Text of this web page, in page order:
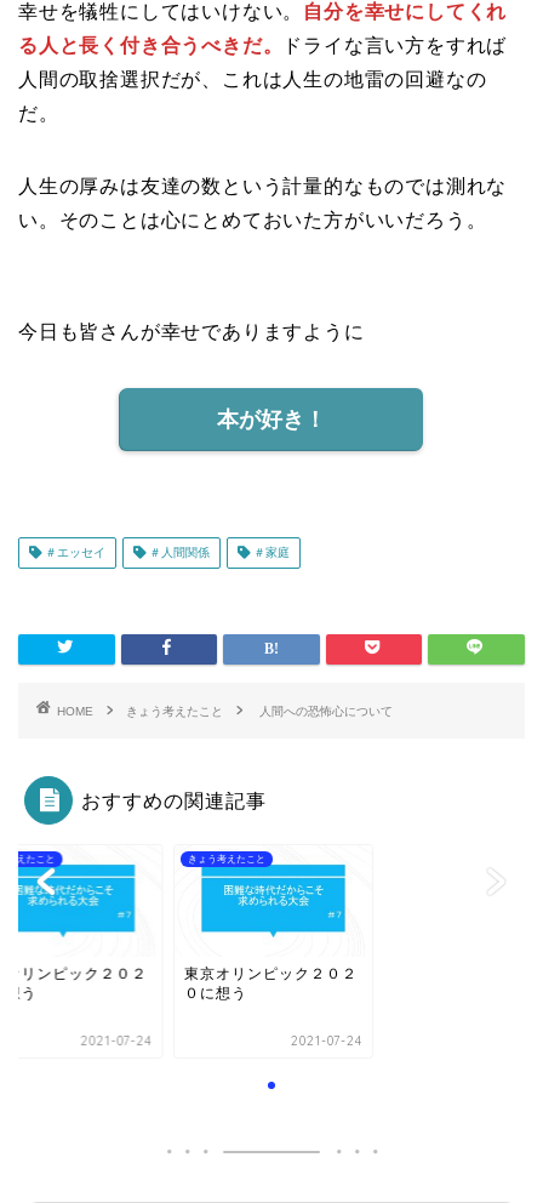
幸せを犠牲にしてはいけない。
自分を幸せにしてくれ
る人と長く付き合うべきだ。
ドライな言い方をすれば
人間の取捨選択だが、これは人生の地雷の回避なの
だ。
人生の厚みは友達の数という計量的なものでは測れな
い。そのことは心にとめておいた方がいいだろう。
今日も皆さんが幸せでありますように
本が好き！
＃エッセイ ＃人間関係 ＃家庭
HOME きょう考えたこと 人間への恐怖心について
おすすめの関連記事
考えたこと
オリンピック２０２
想う
2021-07-24
きょう考えたこと
東京オリンピック２０２
０に想う
2021-07-24